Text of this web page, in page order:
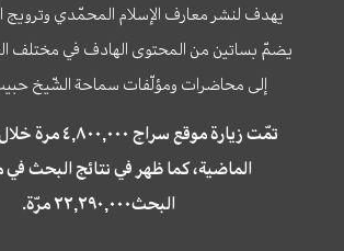
يهدف لنشر معارف الإسلام المحمّدي وترويج
يضمّ بساتين من المحتوى الهادف في مختلف
إلى محاضرات ومؤلّفات سماحة الشّيخ
تمّت زيارة موقع سراج
الماضية، كما ظهر في نتائج البحث
البحث٢٢,٢٩٠,٠٠٠ مرّة.